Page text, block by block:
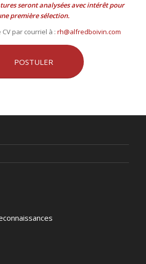
seront analysées avec intérêt pour
première sélection.
par courriel à :rh@alfredboivin.com
POSTULER